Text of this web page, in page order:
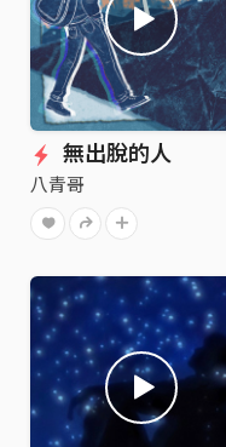
無出脫的人
八青哥